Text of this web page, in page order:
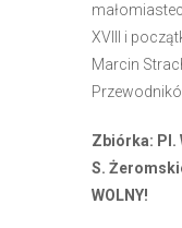
XVIII i
Marcin
Zbiórka: Pl.
S.
WOLNY!